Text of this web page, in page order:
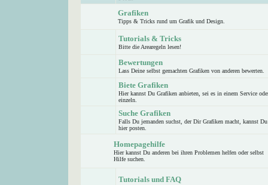
Grafiken
Tipps & Tricks rund um Grafik und Design.
Tutorials & Tricks
Bitte die Arearegeln lesen!
Bewertungen
Lass Deine selbst gemachten Grafiken von anderen bewerten.
Biete Grafiken
Hier kannst Du Grafiken anbieten, sei es in einem Service
einzeln.
Suche Grafiken
Falls Du jemanden suchst, der Dir Grafiken macht, kannst Du
hier posten.
Homepagehilfe
Hier kannst Du anderen bei ihren Problemen helfen oder selbst
Hilfe suchen.
Tutorials und FAQ